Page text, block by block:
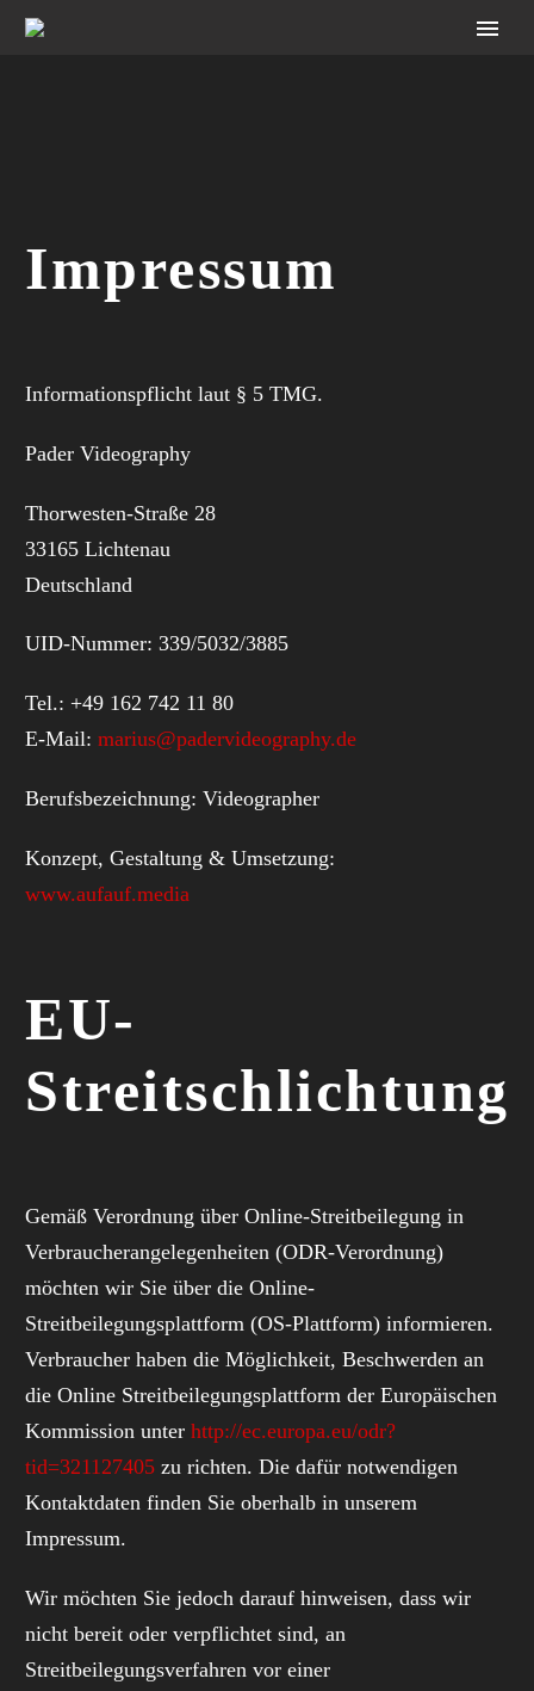
Impressum
Informationspflicht laut § 5 TMG.
Pader Videography
Thorwesten-Straße 28
33165 Lichtenau
Deutschland
UID-Nummer: 339/5032/3885
Tel.: +49 162 742 11 80
E-Mail: marius@padervideography.de
Berufsbezeichnung: Videographer
Konzept, Gestaltung & Umsetzung:
www.aufauf.media
EU-
Streitschlichtung
Gemäß Verordnung über Online-Streitbeilegung in
Verbraucherangelegenheiten (ODR-Verordnung)
möchten wir Sie über die Online-
Streitbeilegungsplattform (OS-Plattform) informieren.
Verbraucher haben die Möglichkeit, Beschwerden an
die Online Streitbeilegungsplattform der Europäischen
Kommission unter http://ec.europa.eu/odr?
tid=321127405 zu richten. Die dafür notwendigen
Kontaktdaten finden Sie oberhalb in unserem
Impressum.
Wir möchten Sie jedoch darauf hinweisen, dass wir
nicht bereit oder verpflichtet sind, an
Streitbeilegungsverfahren vor einer